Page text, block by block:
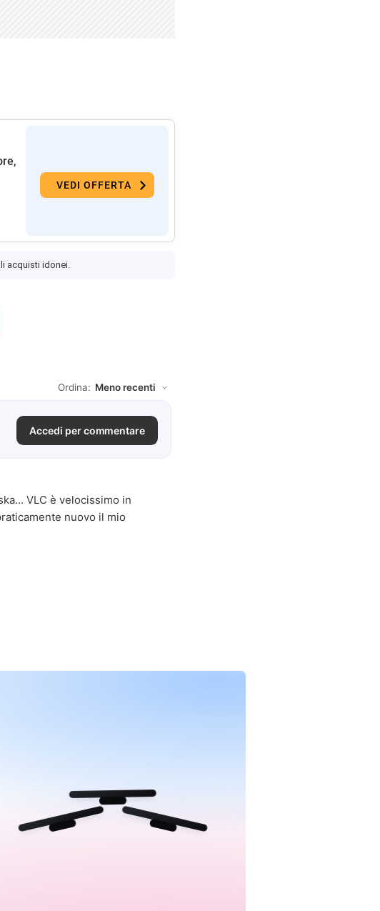
VEDI OFFERTA
acquisti idonei.
Ordina:
Accedi per commentare
VLC è velocissimo in
nuovo il mio